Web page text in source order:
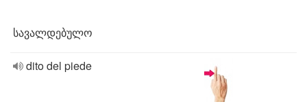
სავალდებულო
dito del piede